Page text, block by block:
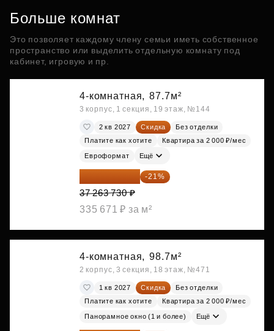
Больше комнат
Это позволяет каждому члену семьи иметь собственное
пространство или выделить отдельную комнату под
кабинет, игровую и пр.
4-комнатная, 87.7м²
3 корпус, 1 секция, 19 этаж, №144
2 кв 2027 Скидка
Без отделки
Платите как хотите
Квартира за 2 000 ₽/мес
Евроформат Ещё
29 438 347 ₽ -21%
37 263 730 ₽
335 671 ₽ за м²
4-комнатная, 98.7м²
2 корпус, 3 секция, 18 этаж, №471
1 кв 2027 Скидка
Без отделки
Платите как хотите
Квартира за 2 000 ₽/мес
Панорамное окно (1 и более) Ещё